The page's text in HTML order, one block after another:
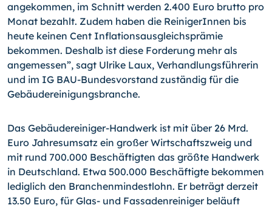
angekommen, im Schnitt werden 2.400 Euro brutto pro
Monat bezahlt. Zudem haben die ReinigerInnen bis
heute keinen Cent Inflationsausgleichsprämie
bekommen. Deshalb ist diese Forderung mehr als
angemessen”, sagt Ulrike Laux, Verhandlungsführerin
und im IG BAU-Bundesvorstand zuständig für die
Gebäudereinigungsbranche.
Das Gebäudereiniger-Handwerk ist mit über 26 Mrd.
Euro Jahresumsatz ein großer Wirtschaftszweig und
mit rund 700.000 Beschäftigten das größte Handwerk
in Deutschland. Etwa 500.000 Beschäftigte bekommen
lediglich den Branchenmindestlohn. Er beträgt derzeit
13.50 Euro, für Glas- und Fassadenreiniger beläuft